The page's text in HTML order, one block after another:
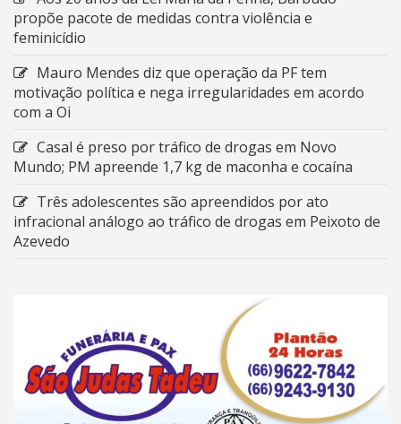
propõe pacote de medidas contra violência e
feminicídio
Mauro Mendes diz que operação da PF tem
motivação política e nega irregularidades em acordo
com a Oi
Casal é preso por tráfico de drogas em Novo
Mundo; PM apreende 1,7 kg de maconha e cocaína
Três adolescentes são apreendidos por ato
infracional análogo ao tráfico de drogas em Peixoto de
Azevedo